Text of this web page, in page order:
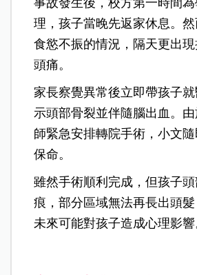
理，孩子當晚先返家休息。
食慾不振的情況，隔天更出
頭痛。
家長察覺異常後立即帶孩子
示頭部骨裂並伴隨腦出血。
師緊急安排轉院手術，小文
保命。
雖然手術順利完成，但孩子
痕，部分區域無法再長出頭
未來可能對孩子造成心理影響